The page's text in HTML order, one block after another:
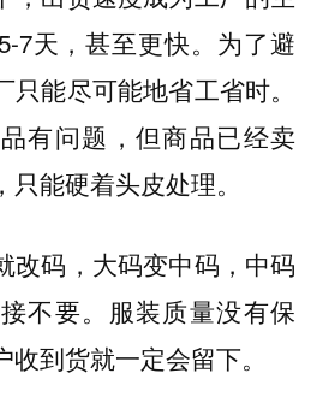
7天，甚至更快。为了避
能尽可能地省工省时。
有问题，但商品已经卖
能硬着头皮处理。
改码，大码变中码，中码
不要。服装质量没有保
到货就一定会留下。